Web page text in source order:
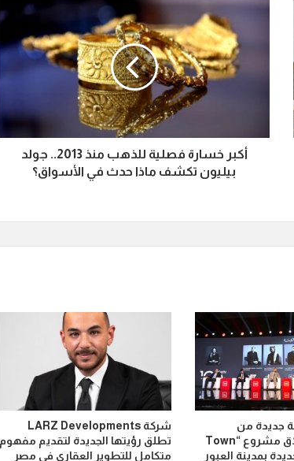
أكبر خسارة فصلية للذهب منذ 2013.. جولد
بيليون تكشف ماذا حدث في الأسواق؟
جديدة من
توسعاتها بإطلاق مشروع “Town
شركة LARZ Developments
تطلق رؤيتها الجديدة لتقديم مفهوم
متكامل للتطوير العقاري في مصر